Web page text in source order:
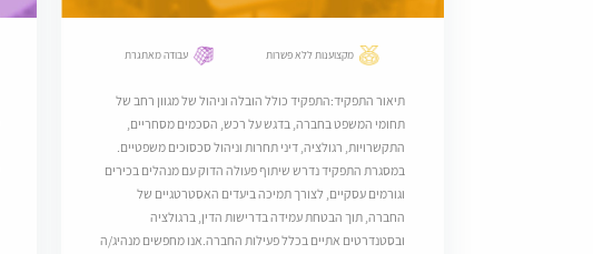
מקצוענות ללא פשרות עבודה מאתגרת
תיאור התפקיד:התפקיד כולל הובלה וניהול של מגוון רחב של
תחומי המשפט בחברה, בדגש על רכש, הסכמים מסחריים,
התקשרויות, רגולציה, דיני תחרות וניהול סכסוכים משפטיים.
במסגרת התפקיד נדרש שיתוף פעולה הדוק עם מנהלים בכירים
וגורמים עסקיים, לצורך תמיכה ביעדים האסטרטגיים של
החברה, תוך הבטחת עמידה בדרישות הדין, ברגולציה
ובסטנדרטים אתיים בכלל פעילות החברה.אנו מחפשים מנהיג/ה